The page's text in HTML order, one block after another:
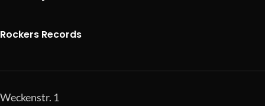
Rockers Records
Weckenstr. 1